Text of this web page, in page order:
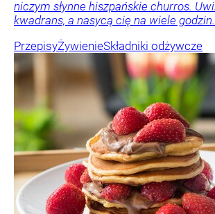
niczym słynne hiszpańskie churros.
kwadrans, a nasycą cię na wiele godzin.
PrzepisyŻywienieSkładniki odżywcze